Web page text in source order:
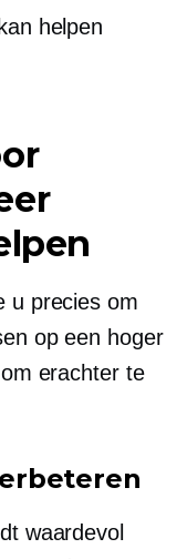
helpen
u precies om
op een hoger
erachter te
waardevol